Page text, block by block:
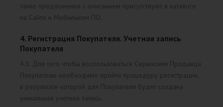
такие предложения с описанием присутствуют в каталоге
на Сайте и Мобильном ПО.
4. Регистрация Покупателя. Учетная запись
Покупателя
4.1. Для того чтобы воспользоваться Сервисами Продавца
Покупателю необходимо пройти процедуру регистрации,
в результате которой для Покупателя будет создана
уникальная учетная запись.